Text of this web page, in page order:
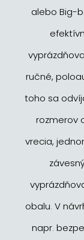
alebo Big-
ručné,
toho sa
rozmerov
vrecia,
obalu. V
napr.